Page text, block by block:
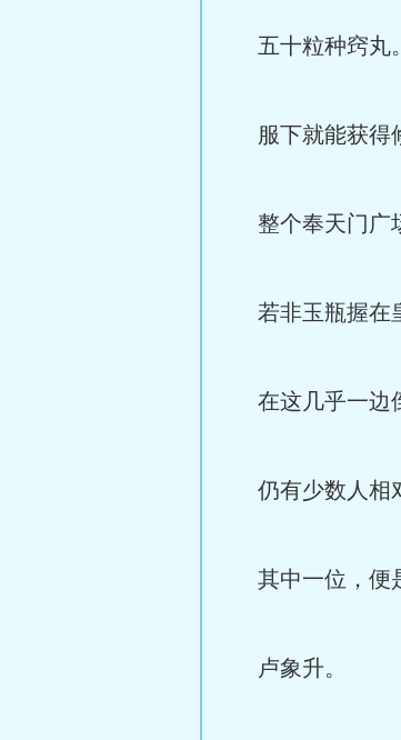
五十粒种窍丸。
服下就能获得
整个奉天门广
若非玉瓶握在
在这几乎一边
仍有少数人相
其中一位，便
卢象升。